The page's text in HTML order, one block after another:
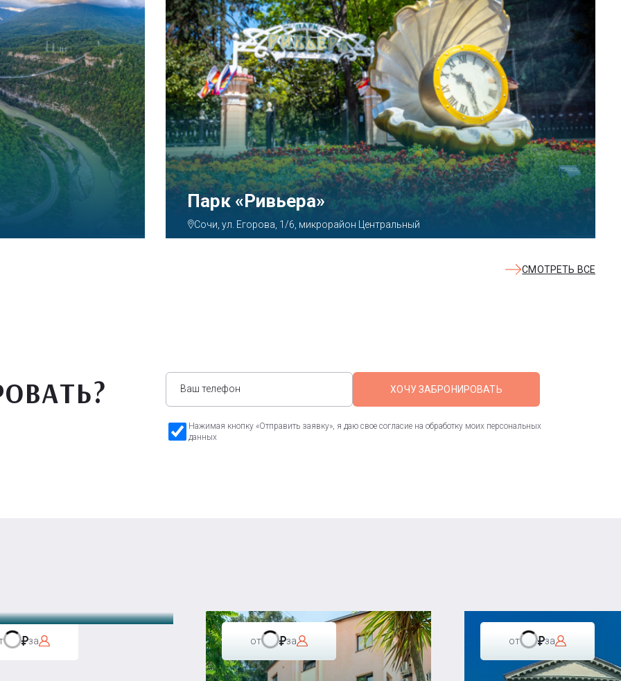
Аквапарк «АКВАЛОО»
Сочи, ул. Декабристов, 78б
СМОТРЕТЬ ВСЕ
ХОЧУ ЗАБРОНИРОВАТЬ
Нажимая кнопку «Отправить заявку», я даю свое согласие на обработку моих персональных
данных
за от за от за